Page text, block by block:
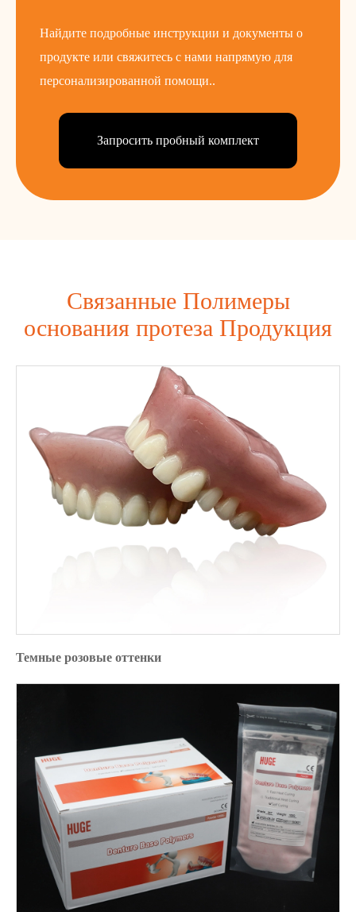
Найдите подробные инструкции и документы о
продукте или свяжитесь с нами напрямую для
персонализированной помощи..
Запросить пробный комплект
Связанные Полимеры
основания протеза Продукция
Темные розовые оттенки